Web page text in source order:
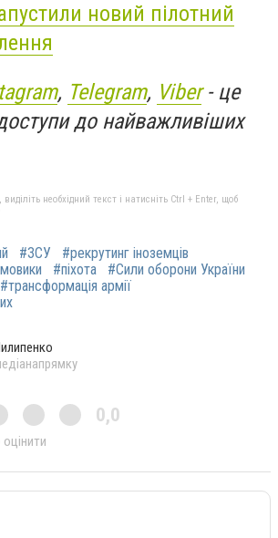
новий пілотний
, Telegram, Viber- це
до найважливіших
необхідний текст і натисніть Ctrl + Enter, щоб
#ЗСУ
#рекрутинг іноземців
#піхота
#Сили оборони України
#трансформація армії
0,0